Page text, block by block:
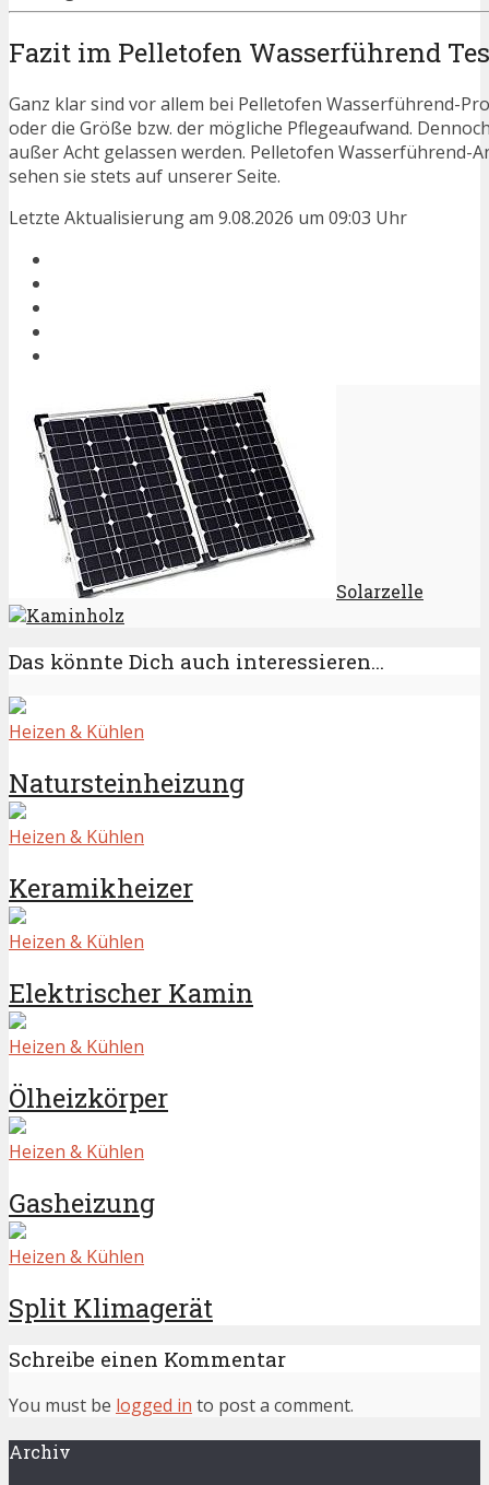
Fazit im Pelletofen Wasserführend
Ganz klar sind vor allem bei Pelletofen Wasserführend-
oder die Größe bzw. der mögliche Pflegeaufwand.
außer Acht gelassen werden. Pelletofen Wasserführend-
sehen sie stets auf unserer Seite.
Letzte Aktualisierung am 9.08.2026 um 09:03 Uhr
Solarzelle
Kaminholz
Das könnte Dich auch interessieren...
Heizen & Kühlen
Natursteinheizung
Heizen & Kühlen
Keramikheizer
Heizen & Kühlen
Elektrischer Kamin
Heizen & Kühlen
Ölheizkörper
Heizen & Kühlen
Gasheizung
Heizen & Kühlen
Split Klimagerät
Schreibe einen Kommentar
You must be logged in to post a comment.
Archiv